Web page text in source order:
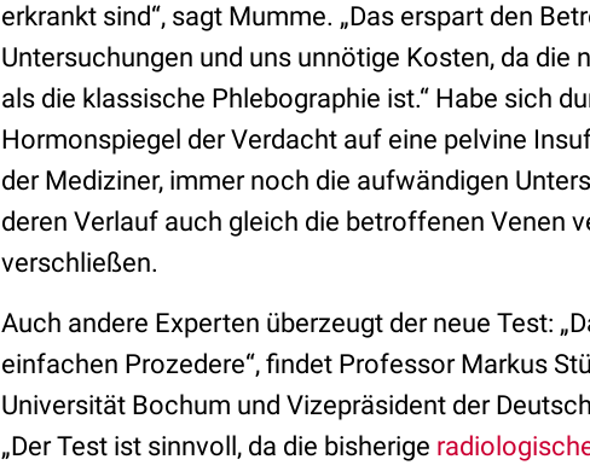
erkrankt sind“, sagt Mumme. „Das erspart den
Untersuchungen und uns unnötige Kosten, da die
als die klassische Phlebographie ist.“ Habe sich
Hormonspiegel der Verdacht auf eine pelvine
der Mediziner, immer noch die aufwändigen
deren Verlauf auch gleich die betroffenen Venen
verschließen.
Auch andere Experten überzeugt der neue Test:
einfachen Prozedere“, findet Professor Markus
Universität Bochum und Vizepräsident der
„Der Test ist sinnvoll, da die bisherige